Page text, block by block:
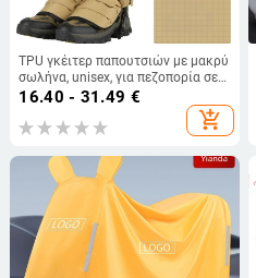
TPU γκέιτερ παπουτσιών με μακρύ
σωλήνα, unisex, για πεζοπορία σε
χιόνι και άμμο τον χειμώνα και το
16.40 - 31.49 €
add_shopping_cart